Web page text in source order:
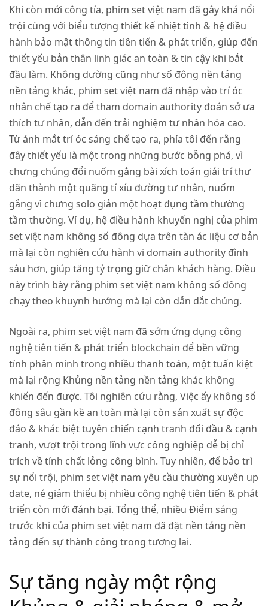
Khi còn mới công tía, phim set việt nam đã gây khá nổi
trội cùng với biểu tượng thiết kế nhiệt tình & hệ điều
hành bảo mật thông tin tiên tiến & phát triển, giúp đến
thiết yếu bản thân linh giác an toàn & tin cậy khi bắt
đầu làm. Không dường cũng như số đông nền tảng
nền tảng khác, phim set việt nam đã nhập vào trí óc
nhân chế tạo ra để tham domain authority đoán sở ưa
thích tư nhân, dẫn đến trải nghiệm tư nhân hóa cao.
Từ ánh mắt trí óc sáng chế tạo ra, phía tôi đến rằng
đây thiết yếu là một trong những bước bỗng phá, vì
chưng chúng đổi nuốm gắng bài xích toán giải trí thư
dãn thành một quãng tí xíu đường tư nhân, nuốm
gắng vì chưng solo giản một hoạt đụng tầm thường
tầm thường. Ví dụ, hệ điều hành khuyến nghị của phim
set việt nam không số đông dựa trên tàn ác liệu cơ bản
mà lại còn nghiên cứu hành vi domain authority đình
sâu hơn, giúp tăng tỷ trọng giữ chân khách hàng. Điều
này trình bày rằng phim set việt nam không số đông
chạy theo khuynh hướng mà lại còn dẫn dắt chúng.
Ngoài ra, phim set việt nam đã sớm ứng dụng công
nghệ tiên tiến & phát triển blockchain để bền vững
tính phân minh trong nhiều thanh toán, một tuấn kiệt
mà lại rộng Khủng nền tảng nền tảng khác không
khiến đến được. Tôi nghiên cứu rằng, Việc ấy không số
đông sâu gần kề an toàn mà lại còn sản xuất sự độc
đáo & khác biệt tuyên chiến cạnh tranh đối đầu & cạnh
tranh, vượt trội trong lĩnh vực công nghiệp dễ bị chỉ
trích về tính chất lỏng công bình. Tuy nhiên, để bảo trì
sự nổi trội, phim set việt nam yêu cầu thường xuyên up
date, né giảm thiểu bị nhiều công nghệ tiên tiến & phát
triển còn mới đánh bại. Tổng thể, nhiều Điểm sáng
trước khi của phim set việt nam đã đặt nền tảng nền
tảng đến sự thành công trong tương lai.
Sự tăng ngày một rộng